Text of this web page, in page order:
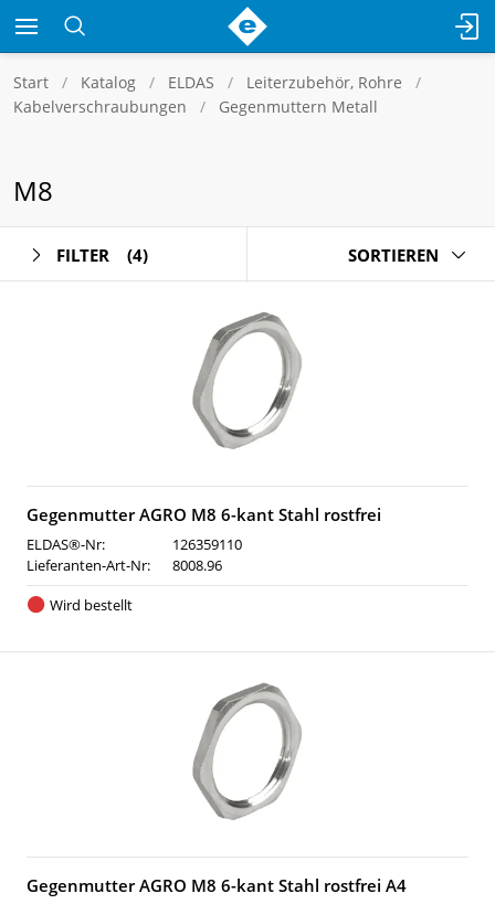
Start Katalog ELDAS
Leiterzubehör, Rohre
Kabelverschraubungen
Gegenmuttern Metall
M8
FILTER (4) SORTIEREN
Gegenmutter AGRO M8 6-kant Stahl rostfrei
ELDAS®-Nr:
126359110
Lieferanten-Art-Nr:
8008.96
Wird bestellt
Gegenmutter AGRO M8 6-kant Stahl rostfrei A4